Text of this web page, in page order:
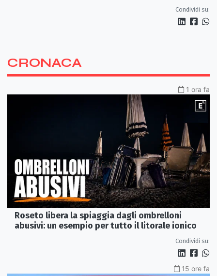
Condividi su:
CRONACA
1 ora fa
Roseto libera la spiaggia dagli ombrelloni
abusivi: un esempio per tutto il litorale ionico
Condividi su:
15 ore fa